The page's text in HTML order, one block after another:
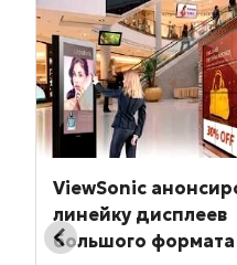
ViewSonic
линейку дисплеев
большого формата